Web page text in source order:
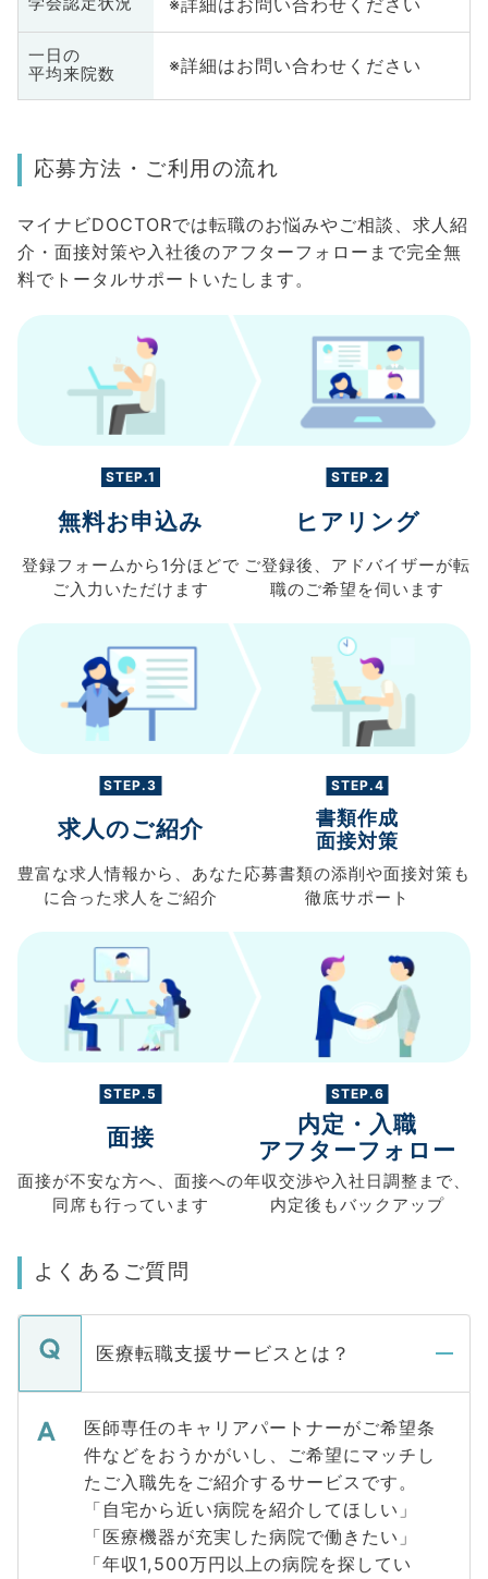
一日の
平均来院数
※詳細はお問い合わせください
応募方法・ご利用の流れ
マイナビDOCTORでは転職のお悩みやご相談、求人紹
介・面接対策や入社後のアフターフォローまで完全無
料でトータルサポートいたします。
STEP.1
無料お申込み
登録フォームから 1分ほどで
ご入力 いただけます
STEP.2
ヒアリング
ご登録後、 アドバイザーが転
職のご希望を伺います
STEP.3
求人のご紹介
豊富な求人情報から、 あなた
に合った求人を ご紹介
STEP.4
書類作成
面接対策
応募書類の添削や面接対策も
徹底サポート
STEP.5
面接
面接が不安な方へ、 面接への
同席も行っています
STEP.6
内定・入職
アフターフォロー
年収交渉や入社日調整まで、
内定後もバックアップ
よくあるご質問
医療転職支援サービスとは？
医師専任のキャリアパートナーがご希望条
件などをおうかがいし、ご希望にマッチし
たご入職先をご紹介するサービスです。
「自宅から近い病院を紹介してほしい」
「医療機器が充実した病院で働きたい」
「年収1,500万円以上の病院を探してい